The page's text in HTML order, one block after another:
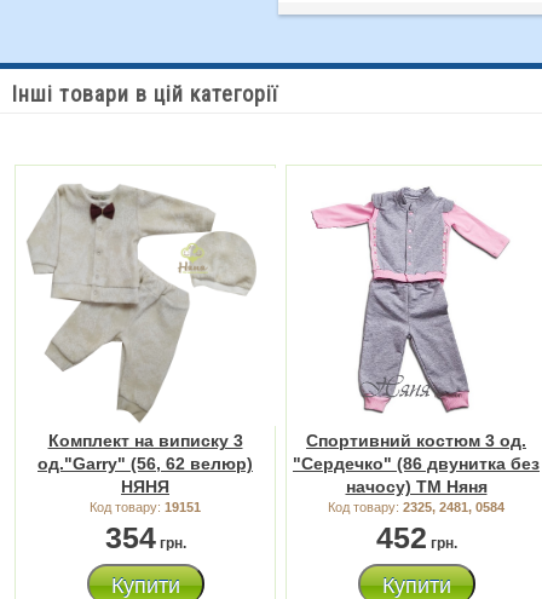
Інші товари в цій категорії
Комплект на виписку 3
од."Garry" (56, 62 велюр)
НЯНЯ
Код товару: 19151
354грн.
Купити
Спортивний костюм 3 од.
"Сердечко" (86 двунитка без
начосу) ТМ Няня
Код товару: 2325, 2481, 0584
452 грн.
Купити